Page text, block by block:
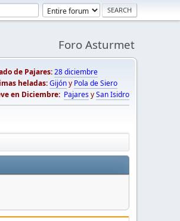
Foro Asturmet
de Pajares:28 diciembre
heladas:Gijóny Pola de Siero
en Diciembre: PajaresySan Isidro